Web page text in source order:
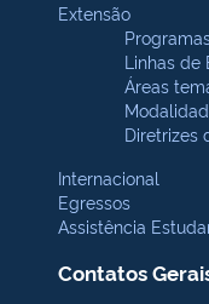
Extensão
Linhas de
Áreas
Diretrizes
Internacional
Egressos
Assistência
Contatos